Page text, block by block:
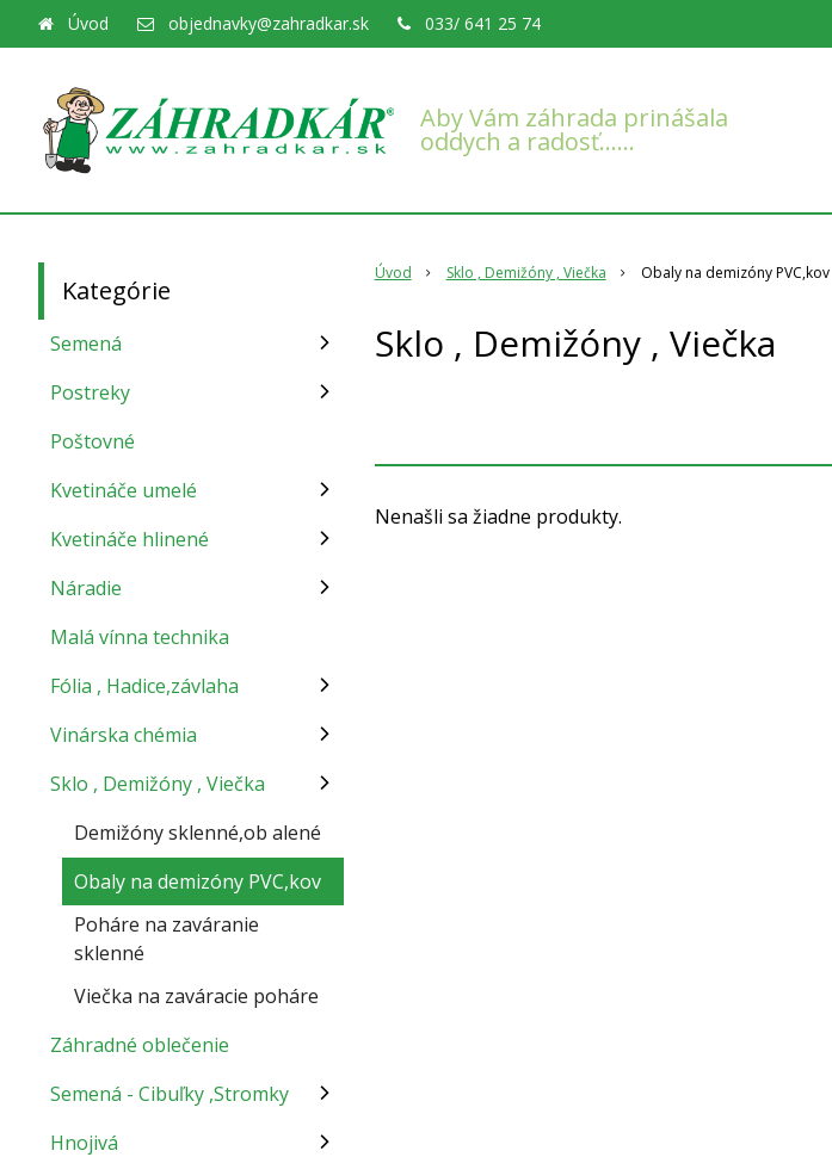
Aby Vám záhrada prinášala
oddych a radosť……
Úvod objednavky@zahradkar.sk 033/ 641 25 74
Úvod Sklo , Demižóny , Viečka Obaly na demizóny PVC,kov
Sklo , Demižóny , Viečka
Nenašli sa žiadne produkty.
Kategórie
Semená
Postreky
Poštovné
Kvetináče umelé
Kvetináče hlinené
Náradie
Malá vínna technika
Fólia , Hadice,závlaha
Vinárska chémia
Sklo , Demižóny , Viečka
Demižóny sklenné,ob alené
Obaly na demizóny PVC,kov
Poháre na zaváranie
sklenné
Viečka na zaváracie poháre
Záhradné oblečenie
Semená - Cibuľky ,Stromky
Hnojivá